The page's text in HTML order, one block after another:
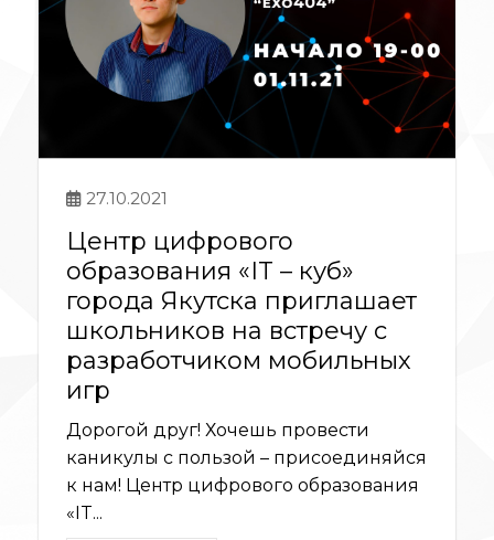
27.10.2021
Центр цифрового
образования «IT – куб»
города Якутска приглашает
школьников на встречу с
разработчиком мобильных
игр
Дорогой друг! Хочешь провести
каникулы с пользой – присоединяйся
к нам! Центр цифрового образования
«IT...